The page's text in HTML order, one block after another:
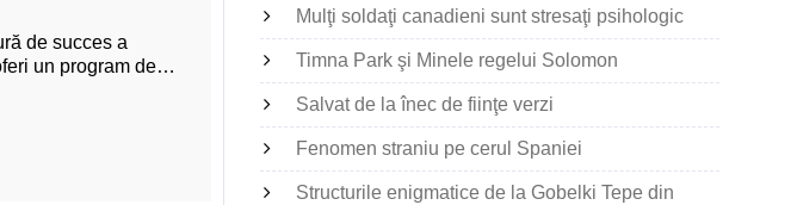
de succes a
un program de…
Mulţi soldaţi canadieni sunt stresaţi psihologic
Timna Park şi Minele regelui Solomon
Salvat de la înec de fiinţe verzi
Fenomen straniu pe cerul Spaniei
Structurile enigmatice de la Gobelki Tepe din